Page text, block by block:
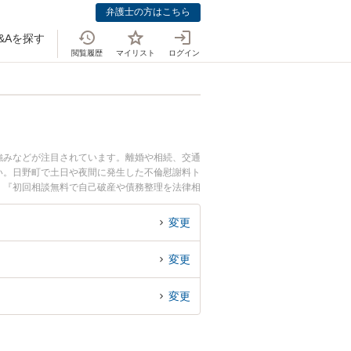
弁護士の方はこちら
を探す
閲覧履歴 マイリスト ログイン
などが注目されています。離婚や相続、交通
日野町で土日や夜間に発生した不倫慰謝料ト
初回相談無料で自己破産や債務整理を法律相
変更
変更
変更